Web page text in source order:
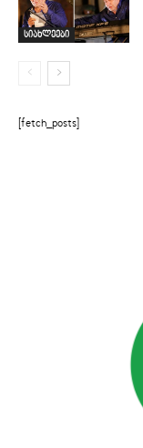
სიახლეები
[fetch_posts]